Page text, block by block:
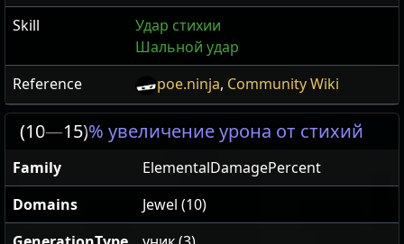
Skill
Удар стихии
Шальной удар
Reference
poe.ninja, Community Wiki
(10—15)% увеличение урона от стихий
Family
ElementalDamagePercent
Domains
Jewel (10)